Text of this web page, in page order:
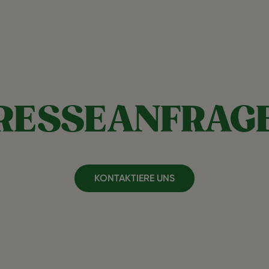
KONTAKTIERE UNS